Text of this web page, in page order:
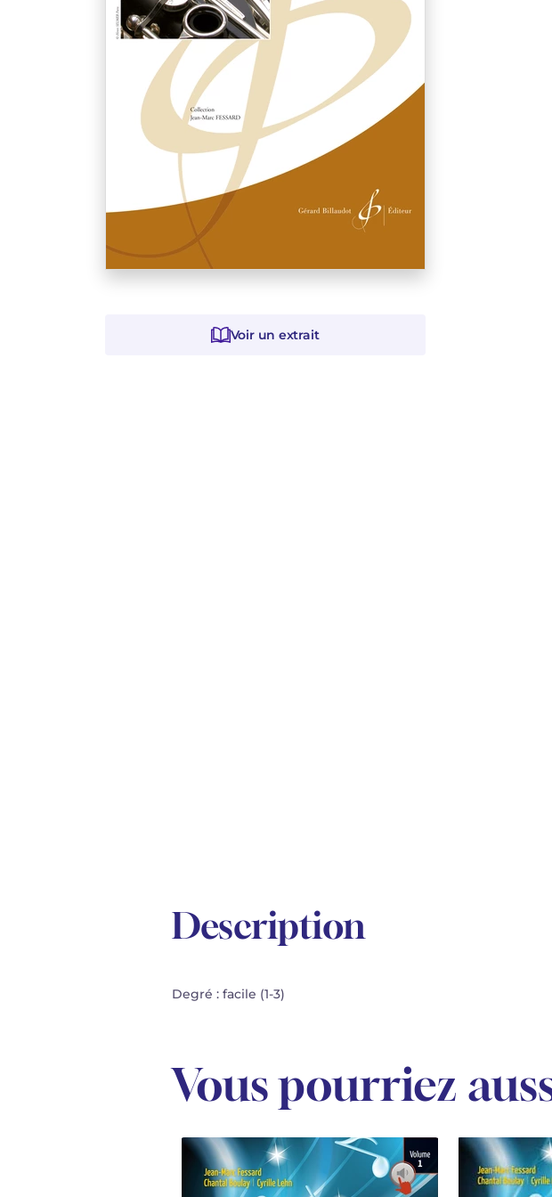
Voir un extrait
Description
Degré : facile (1-3)
Vous pourriez